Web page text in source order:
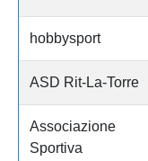
hobbysport
ASD Rit-La-Torre
Associazione
Sportiva